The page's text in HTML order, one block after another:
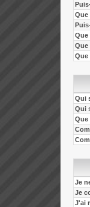
Que
Que
Que
Que
Qui
Qui
Que
Je
Je
J'ai